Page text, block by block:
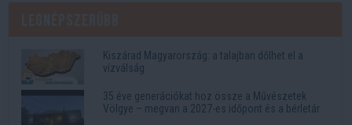
Kiszárad Magyarország: a talajban dőlhet el a
vízválság
35 éve generációkat hoz össze a Művészetek
Völgye – megvan a 2027-es időpont és a bérletár